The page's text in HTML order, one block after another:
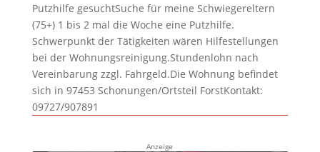
Putzhilfe gesuchtSuche für meine Schwiegereltern
(75+) 1 bis 2 mal die Woche eine Putzhilfe.
Schwerpunkt der Tätigkeiten wären Hilfestellungen
bei der Wohnungsreinigung.Stundenlohn nach
Vereinbarung zzgl. Fahrgeld.Die Wohnung befindet
sich in 97453 Schonungen/Ortsteil ForstKontakt:
09727/907891
Anzeige